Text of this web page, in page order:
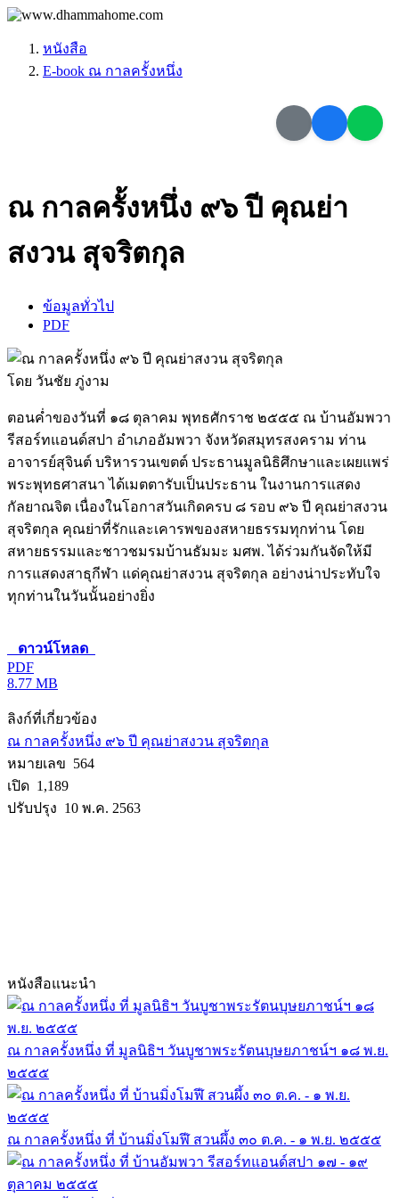
หนังสือ
E-book ณ กาลครั้งหนึ่ง
ณ กาลครั้งหนึ่ง ๙๖ ปี คุณย่า
สงวน สุจริตกุล
ข้อมูลทั่วไป
PDF
โดย วันชัย ภู่งาม
ตอนค่ำของวันที่ ๑๘ ตุลาคม พุทธศักราช ๒๕๕๕ ณ บ้านอัมพวา
รีสอร์ทแอนด์สปา อำเภออัมพวา จังหวัดสมุทรสงคราม ท่าน
อาจารย์สุจินต์ บริหารวนเขตต์ ประธานมูลนิธิศึกษาและเผยแพร่
พระพุทธศาสนา ได้เมตตารับเป็นประธาน ในงานการแสดง
กัลยาณจิต เนื่องในโอกาสวันเกิดครบ ๘ รอบ ๙๖ ปี คุณย่าสงวน
สุจริตกุล คุณย่าที่รักและเคารพของสหายธรรมทุกท่าน โดย
สหายธรรมและชาวชมรมบ้านธัมมะ มศพ. ได้ร่วมกันจัดให้มี
การแสดงสาธุกีฬา แด่คุณย่าสงวน สุจริตกุล อย่างน่าประทับใจ
ทุกท่านในวันนั้นอย่างยิ่ง
ดาวน์โหลด
PDF
8.77 MB
ลิงก์ที่เกี่ยวข้อง
ณ กาลครั้งหนึ่ง ๙๖ ปี คุณย่าสงวน สุจริตกุล
หมายเลข 564
เปิด 1,189
ปรับปรุง 10 พ.ค. 2563
หนังสือแนะนำ
ณ กาลครั้งหนึ่ง ที่ มูลนิธิฯ วันบูชาพระรัตนบุษยภาชน์ฯ ๑๘ พ.ย.
๒๕๕๕
ณ กาลครั้งหนึ่ง ที่ บ้านมิ่งโมฬี สวนผึ้ง ๓๐ ต.ค. - ๑ พ.ย. ๒๕๕๕